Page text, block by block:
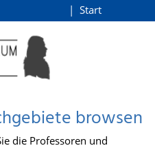
Start
browsen
die Professoren und